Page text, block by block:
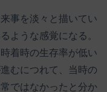
事を淡々と描いてい
ような感覚になる。
着時の生存率が低い
むにつれて、当時の
ではなかったと分か